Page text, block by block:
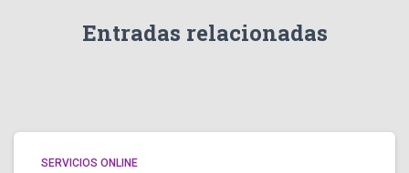
Entradas relacionadas
SERVICIOS ONLINE